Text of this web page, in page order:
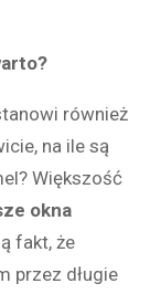
również
na ile są
Większość
okna
fakt, że
przez długie